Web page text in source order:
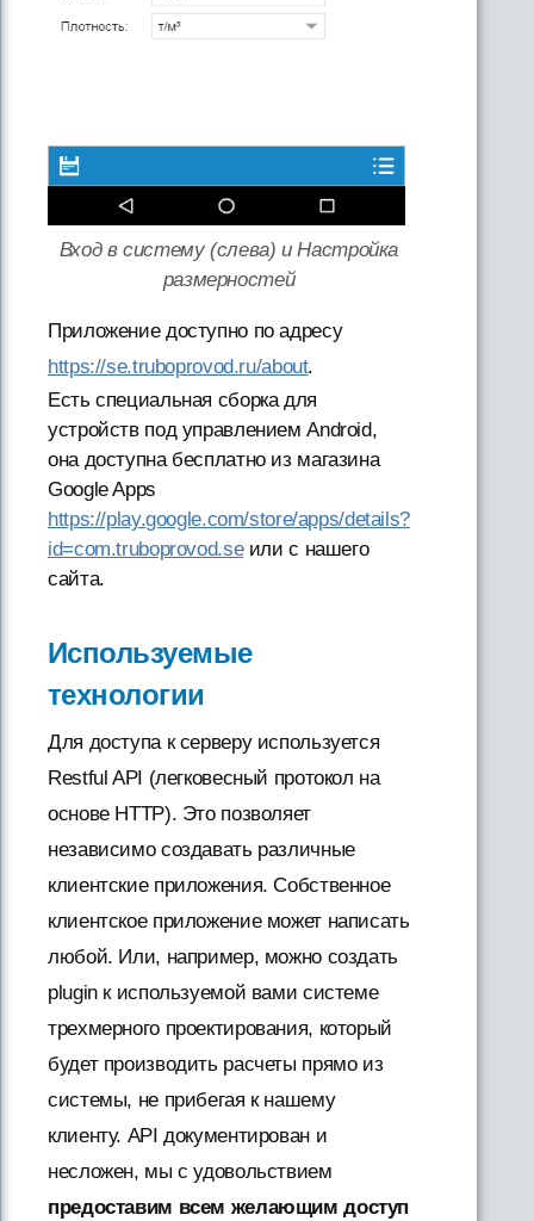
Вход в систему(слева) иНастройка
размерностей
Приложение доступно по адресу
https://se.truboprovod.ru/about.
Есть специальная сборка для
устройств под управлением Android,
она доступна бесплатно из магазина
Google Apps
https://play.google.com/store/apps/details?
id=com.truboprovod.seили с нашего
сайта.
Используемые
технологии
Для доступа к серверу используется
Restful API (легковесный протокол на
основе HTTP). Это позволяет
независимо создавать различные
клиентские приложения. Собственное
клиентское приложение может написать
любой. Или, например, можно создать
plugin к используемой вами системе
трехмерного проектирования, который
будет производить расчеты прямо из
системы, не прибегая к нашему
клиенту. API документирован и
несложен, мы с удовольствием
предоставим всем желающим доступ